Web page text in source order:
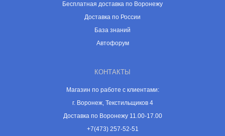
Бесплатная доставка по Воронежу
Доставка по России
База знаний
Автофорум
КОНТАКТЫ
Магазин по работе с клиентами:
г. Воронеж, Текстильщиков 4
Доставка по Воронежу 11.00-17.00
+7(473) 257-52-51